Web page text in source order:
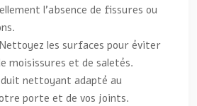
l’absence de fissures ou
Nettoyez les surfaces pour éviter
moisissures et de saletés.
nettoyant adapté au
porte et de vos joints.